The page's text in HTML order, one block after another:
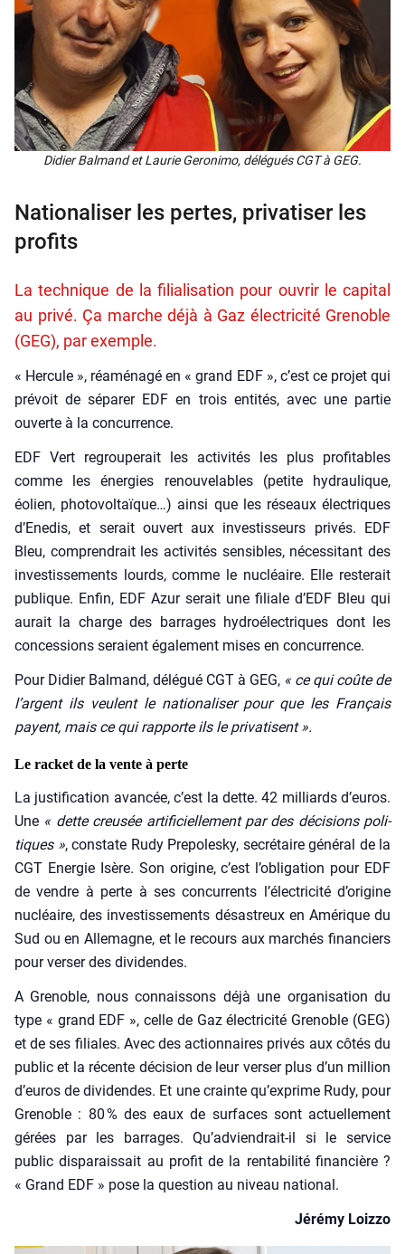
Didier Bal­mand et Lau­rie Gero­ni­mo, délé­gués CGT à GEG.
Nationaliser les pertes, privatiser les
profits
La technique de la filialisation pour ouvrir le capital
au privé. Ça marche déjà à Gaz électricité Grenoble
(GEG), par exemple.
« Her­cule », réamé­na­gé en « grand EDF », c’est ce pro­jet qui
pré­voit de sépa­rer EDF en trois enti­tés, avec une par­tie
ouverte à la concur­rence.
EDF Vert regrou­pe­rait les acti­vi­tés les plus pro­fi­tables
comme les éner­gies renou­ve­lables (petite hydrau­lique,
éolien, pho­to­vol­taïque…) ain­si que les réseaux élec­triques
d’Enedis, et serait ouvert aux inves­tis­seurs pri­vés. EDF
Bleu, com­pren­drait les acti­vi­tés sen­sibles, néces­si­tant des
inves­tis­se­ments lourds, comme le nucléaire. Elle res­te­rait
publique. Enfin, EDF Azur serait une filiale d’EDF Bleu qui
aurait la charge des bar­rages hydro­élec­triques dont les
conces­sions seraient éga­le­ment mises en concur­rence.
Pour Didier Bal­mand, délé­gué CGT à GEG, « ce qui coûte de
l’argent ils veulent le natio­na­li­ser pour que les Fran­çais
payent, mais ce qui rap­porte ils le pri­va­tisent ».
Le racket de la vente à perte
La jus­ti­fi­ca­tion avan­cée, c’est la dette. 42 mil­liards d’euros.
Une « dette creu­sée arti­fi­ciel­le­ment par des déci­sions poli­
tiques », constate Rudy Pre­po­les­ky, secré­taire géné­ral de la
CGT Ener­gie Isère. Son ori­gine, c’est l’obligation pour EDF
de vendre à perte à ses concur­rents l’électricité d’origine
nucléaire, des inves­tis­se­ments désas­treux en Amé­rique du
Sud ou en Alle­magne, et le recours aux mar­chés finan­ciers
pour ver­ser des divi­dendes.
A Gre­noble, nous connais­sons déjà une orga­ni­sa­tion du
type « grand EDF », celle de Gaz élec­tri­ci­té Gre­noble (GEG)
et de ses filiales. Avec des action­naires pri­vés aux côtés du
public et la récente déci­sion de leur ver­ser plus d’un mil­lion
d’euros de divi­dendes. Et une crainte qu’exprime Rudy, pour
Gre­noble : 80 % des eaux de sur­faces sont actuel­le­ment
gérées par les bar­rages. Qu’adviendrait-il si le ser­vice
public dis­pa­rais­sait au pro­fit de la ren­ta­bi­li­té finan­cière ?
« Grand EDF » pose la ques­tion au niveau natio­nal.
Jéré­my Loiz­zo